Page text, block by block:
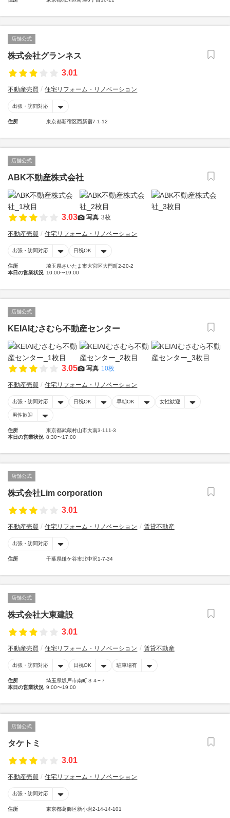
店舗公式
株式会社グランネス
3.01
不動産売買 住宅リフォーム・リノベーション
出張・訪問対応
住所 東京都新宿区西新宿7-1-12
店舗公式
ABK不動産株式会社
3.03 写真 3枚
不動産売買 住宅リフォーム・リノベーション
出張・訪問対応 日祝OK
住所
埼玉県さいたま市大宮区大門町2-20-2
本日の営業状況 10:00〜19:00
店舗公式
KEIAIむさむら不動産センター
3.05 写真 10枚
不動産売買 住宅リフォーム・リノベーション
出張・訪問対応 日祝OK 早朝OK 女性歓迎
男性歓迎
住所
東京都武蔵村山市大南3-111-3
本日の営業状況 8:30〜17:00
店舗公式
株式会社Lim corporation
3.01
不動産売買 住宅リフォーム・リノベーション 賃貸不動産
出張・訪問対応
住所 千葉県鎌ケ谷市北中沢1-7-34
店舗公式
株式会社大東建設
3.01
不動産売買 住宅リフォーム・リノベーション 賃貸不動産
出張・訪問対応 日祝OK 駐車場有
住所
埼玉県坂戸市南町３４−７
本日の営業状況 9:00〜19:00
店舗公式
タケトミ
3.01
不動産売買 住宅リフォーム・リノベーション
出張・訪問対応
住所 東京都葛飾区新小岩2-14-14-101